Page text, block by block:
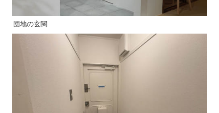
団地の玄関